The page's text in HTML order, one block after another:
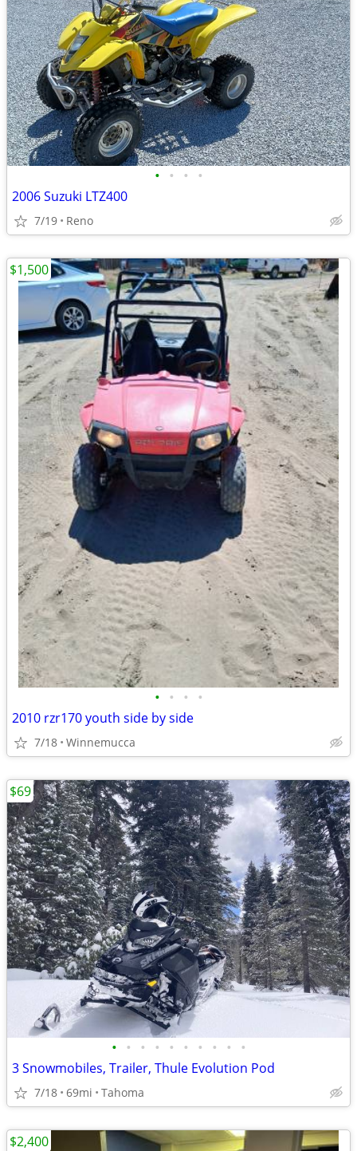
• • • •
2006 Suzuki LTZ400
7/19 Reno
• • • •
2010 rzr170 youth side by side
7/18 Winnemucca
$1,500
• • • • • • • • • •
3 Snowmobiles, Trailer, Thule Evolution Pod
7/18 69mi Tahoma
$69
$2,400